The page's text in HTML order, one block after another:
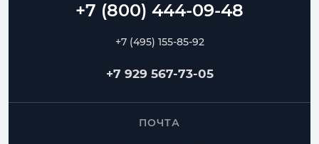
+7 (495) 155-85-92
+7 929 567-73-05
ПОЧТА